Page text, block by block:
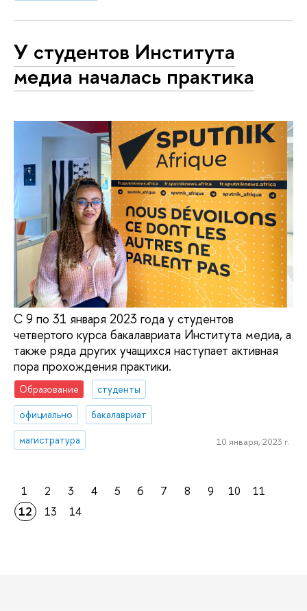
У студентов Института
медиа началась практика
С 9 по 31 января 2023 года у студентов
четвертого курса бакалавриата Института медиа, а
также ряда других учащихся наступает активная
пора прохождения практики.
Образование
студенты
официально
бакалавриат
магистратура
10 января, 2023 г.
1 2 3 4 5 6 7 8 9 10
11
12
13 14